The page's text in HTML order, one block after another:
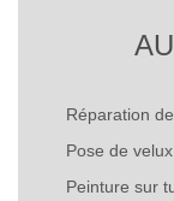
Réparation
Pose de
Peinture sur